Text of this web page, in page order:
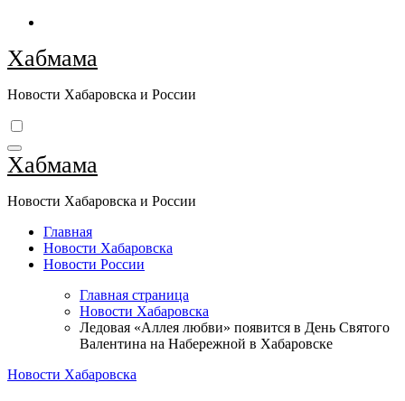
Перейти
содержимому
Хабмама
Новости Хабаровска и России
Хабмама
Новости Хабаровска и России
Главная
Новости Хабаровска
Новости России
Главная страница
Новости Хабаровска
Ледовая «Аллея любви» появится в День Святого
Валентина на Набережной в Хабаровске
Новости Хабаровска